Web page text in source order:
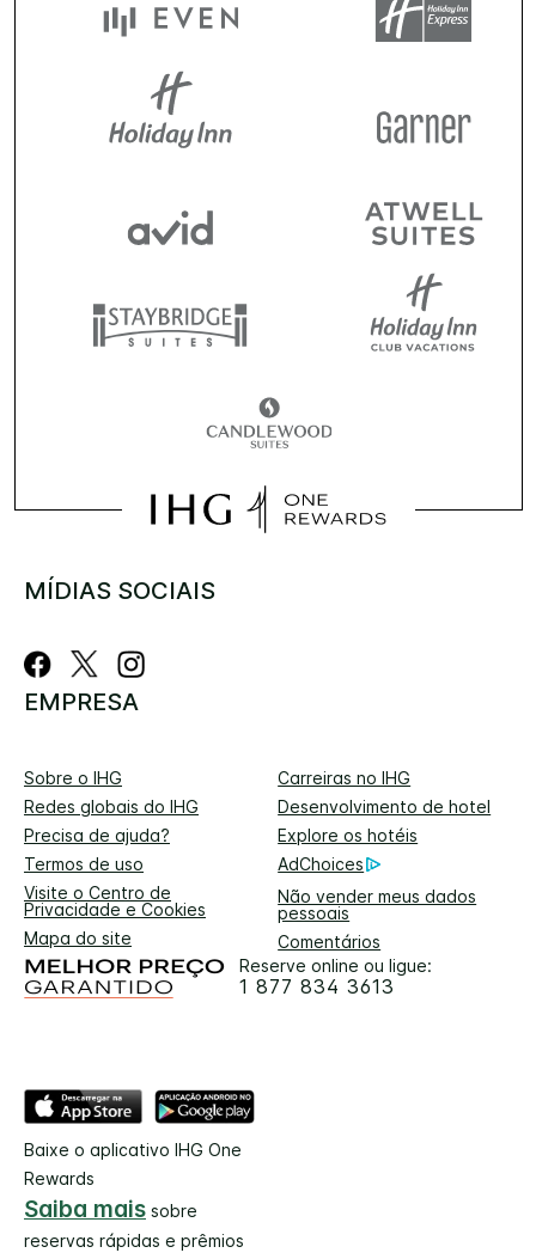
MÍDIAS SOCIAIS
EMPRESA
Sobre o IHG
Carreiras no IHG
Redes globais do IHG
Desenvolvimento de hotel
Precisa de ajuda?
Explore os hotéis
Termos de uso
AdChoices
Visite o Centro de
Privacidade e Cookies
Não vender meus dados
pessoais
Mapa do site
Comentários
Reserve online ou ligue:
1 877 834 3613
Baixe o aplicativo IHG One
Rewards
Saiba mais sobre
reservas rápidas e prêmios